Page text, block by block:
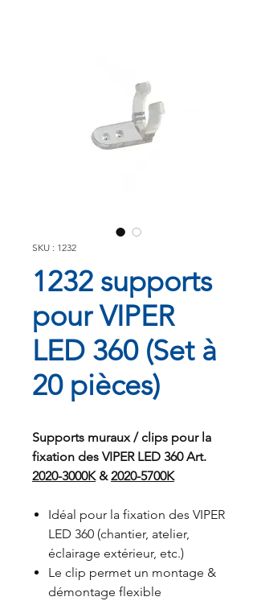
SKU : 1232
1232 supports
pour VIPER
LED 360 (Set à
20 pièces)
Supports muraux / clips pour la
fixation des VIPER LED 360 Art.
2020-3000K&2020-5700K
Idéal pour la fixation des VIPER
LED 360 (chantier, atelier,
éclairage extérieur, etc.)
Le clip permet un montage &
démontage flexible